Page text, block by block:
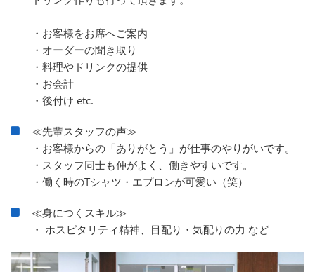
・お客様をお席へご案内
・オーダーの聞き取り
・料理やドリンクの提供
・お会計
・後付け etc.
≪先輩スタッフの声≫
・お客様からの「ありがとう」が仕事のやりがいです。
・スタッフ同士も仲がよく、働きやすいです。
・働く時のTシャツ・エプロンが可愛い（笑）
≪身につくスキル≫
・ ホスピタリティ精神、目配り・気配りの力 など